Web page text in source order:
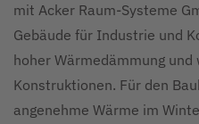
mit Acker Raum-Systeme
Gebäude für Industrie und
hoher Wärmedämmung
Konstruktionen. Für den
angenehme Wärme im